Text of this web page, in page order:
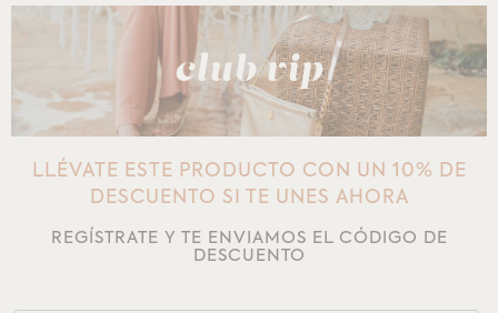
club vip
LLÉVATE ESTE PRODUCTO CON UN 10% DE
DESCUENTO SI TE UNES AHORA
REGÍSTRATE Y TE ENVIAMOS EL CÓDIGO DE
DESCUENTO